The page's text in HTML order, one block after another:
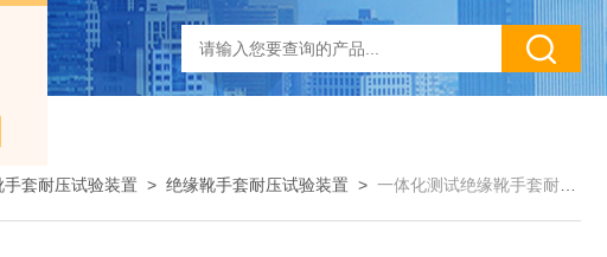
手套耐压试验装置 >绝缘靴手套耐压试验装置 >一体化测试绝缘靴手套耐压试验装置